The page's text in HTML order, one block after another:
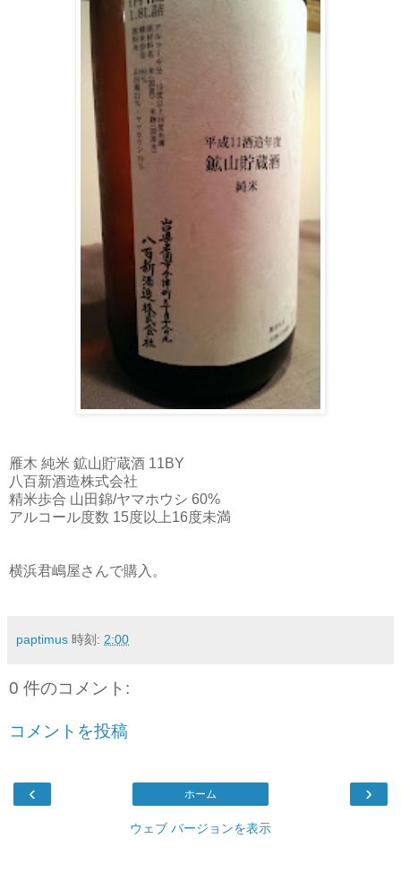
雁木 純米 鉱山貯蔵酒 11BY
八百新酒造株式会社
精米歩合 山田錦/ヤマホウシ 60%
アルコール度数 15度以上16度未満
横浜君嶋屋さんで購入。
paptimus 時刻: 2:00
0 件のコメント:
コメントを投稿
‹ ›
ホーム
ウェブ バージョンを表示